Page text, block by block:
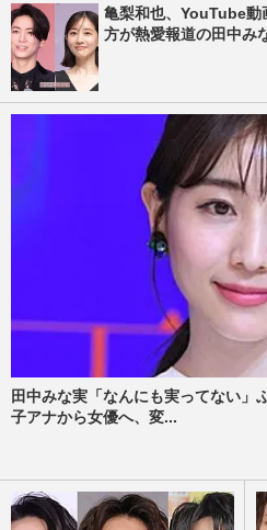
亀梨和也、YouTube動
方が熱愛報道の田中み
田中みな実「なんにも実ってない」
子アナから女優へ、変...